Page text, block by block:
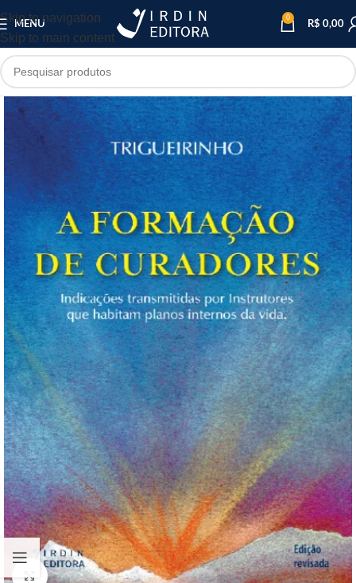
Skip to navigation
Skip to main content
MENU
0
R$ 0,00
Clique para ampliar